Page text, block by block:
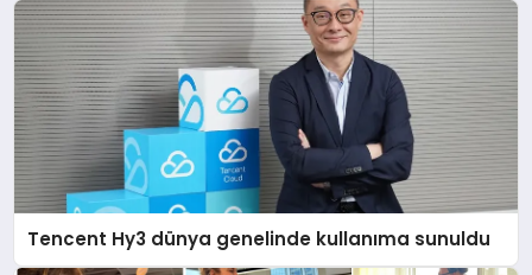
Tencent Hy3 dünya genelinde kullanıma sunuldu